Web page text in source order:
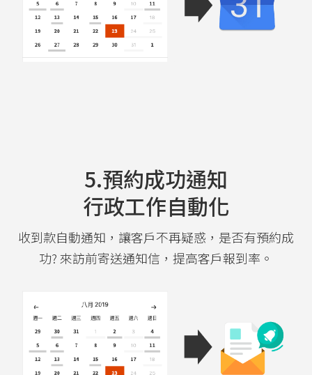
5.預約成功通知
行政工作自動化
收到款自動通知，讓客戶不再疑惑，是否有預約成
功? 來訪前寄送通知信，提高客戶報到率。